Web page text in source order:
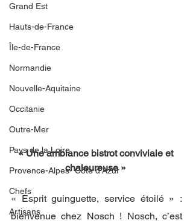
Grand Est
Hauts-de-France
Île-de-France
Normandie
Nouvelle-Aquitaine
Occitanie
Outre-Mer
Pays de la Loire
Provence-Alpes- Côte d'Azur
Chefs
Artisans
« Une ambiance bistrot conviviale et
chaleureuse »
« Esprit guinguette, service étoilé » :
bienvenue chez Nosch ! Nosch, c’est